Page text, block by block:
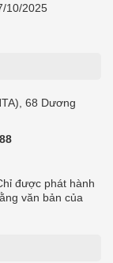
10/2025
68 Dương
được phát hành
văn bản của